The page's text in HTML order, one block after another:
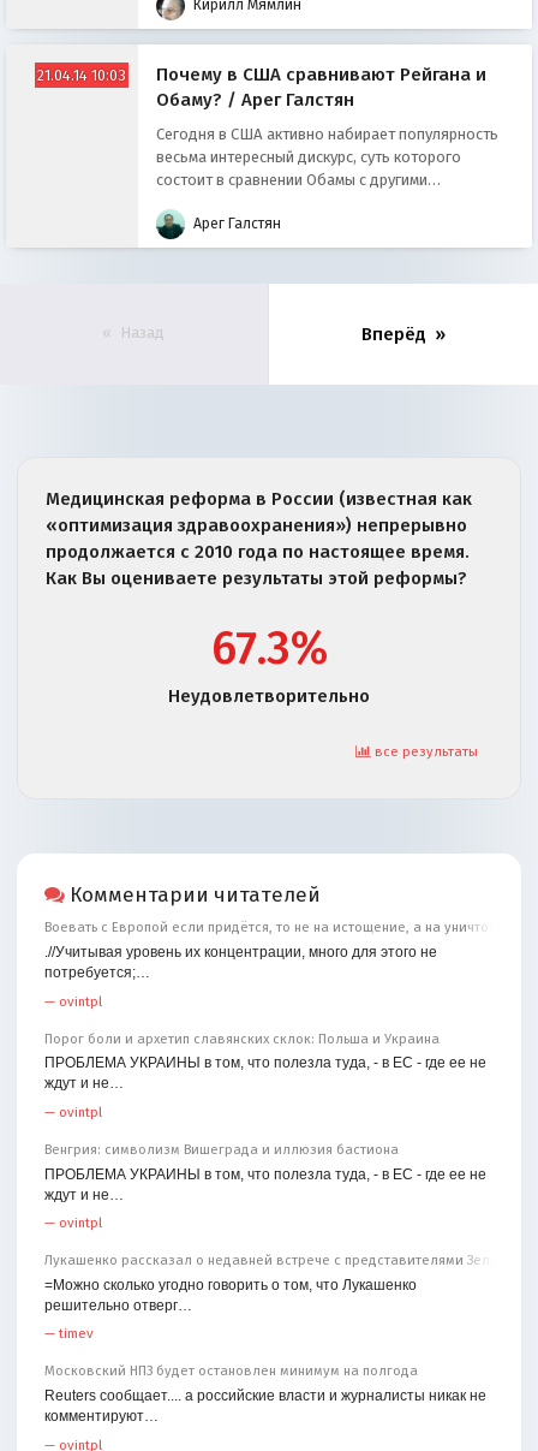
Кирилл Мямлин
21.04.14 10:03
Почему в США сравнивают Рейгана и
Обаму? / Арег Галстян
Сегодня в США активно набирает популярность
весьма интересный дискурс, суть которого
состоит в сравнении Обамы с другими
времена.Арег Галстян
Назад Вперёд
Медицинская реформа в России (известная как
«оптимизация здравоохранения») непрерывно
продолжается с 2010 года по настоящее время.
Как Вы оцениваете результаты этой реформы?
67.3%
Неудовлетворительно
все результаты
Комментарии читателей
Воевать с Европой если придётся, то не на истощение, а на уничтожение
.//Учитывая уровень их концентрации, много для этого не
потребуется;…
— ovintpl
Порог боли и архетип славянских склок: Польша и Украина
ПРОБЛЕМА УКРАИНЫ в том, что полезла туда, - в ЕС - где ее не
ждут и не…
— ovintpl
Венгрия: символизм Вишеграда и иллюзия бастиона
ПРОБЛЕМА УКРАИНЫ в том, что полезла туда, - в ЕС - где ее не
ждут и не…
— ovintpl
Лукашенко рассказал о недавней встрече с представителями
=Можно сколько угодно говорить о том, что Лукашенко
решительно отверг…
—timev
Московский НПЗ будет остановлен минимум на полгода
Reuters сообщает.... а российские власти и журналисты никак не
комментируют…
— ovintpl